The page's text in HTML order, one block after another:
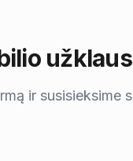
ir susisieksime